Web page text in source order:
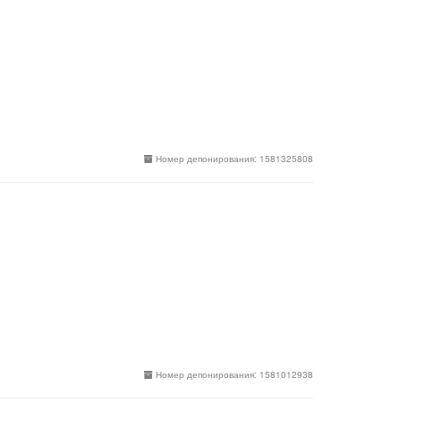
Номер депонирования: 1581325808
Номер депонирования: 1581012938